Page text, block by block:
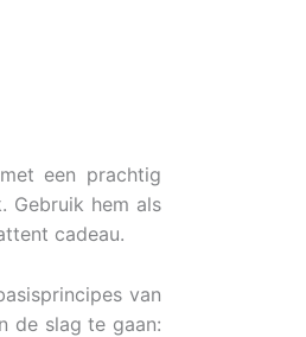
een prachtig
Gebruik hem als
cadeau.
van
de slag te gaan: